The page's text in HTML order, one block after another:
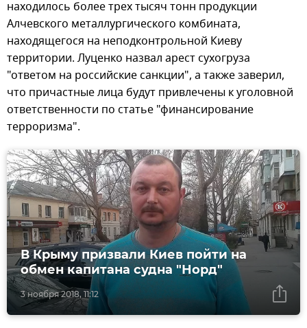
находилось более трех тысяч тонн продукции
Алчевского металлургического комбината,
находящегося на неподконтрольной Киеву
территории. Луценко назвал арест сухогруза
"ответом на российские санкции", а также заверил,
что причастные лица будут привлечены к уголовной
ответственности по статье "финансирование
терроризма".
3 ноября 2018, 11:12
В Крыму призвали Киев пойти на
обмен капитана судна "Норд"